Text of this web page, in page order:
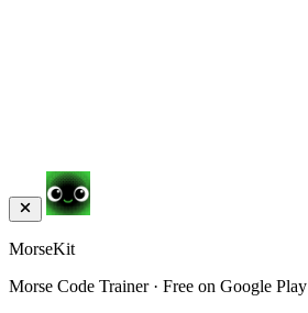
MorseKit
Morse Code Trainer · Free on Google Play